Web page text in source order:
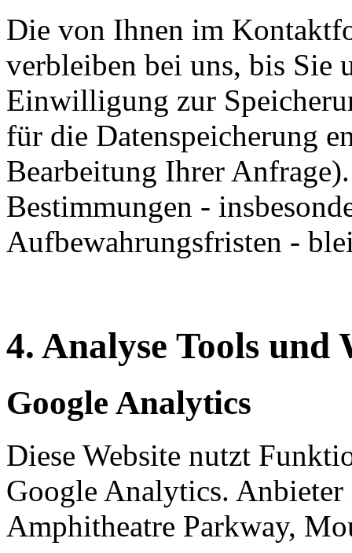
Die von Ihnen im
verbleiben bei uns, bis Sie
Einwilligung zur
für die Datenspeicherung
Bearbeitung Ihrer
Bestimmungen -
Aufbewahrungsfristen -
4. Analyse Tools und
Google Analytics
Diese Website nutzt
Google Analytics.
Amphitheatre Parkway,